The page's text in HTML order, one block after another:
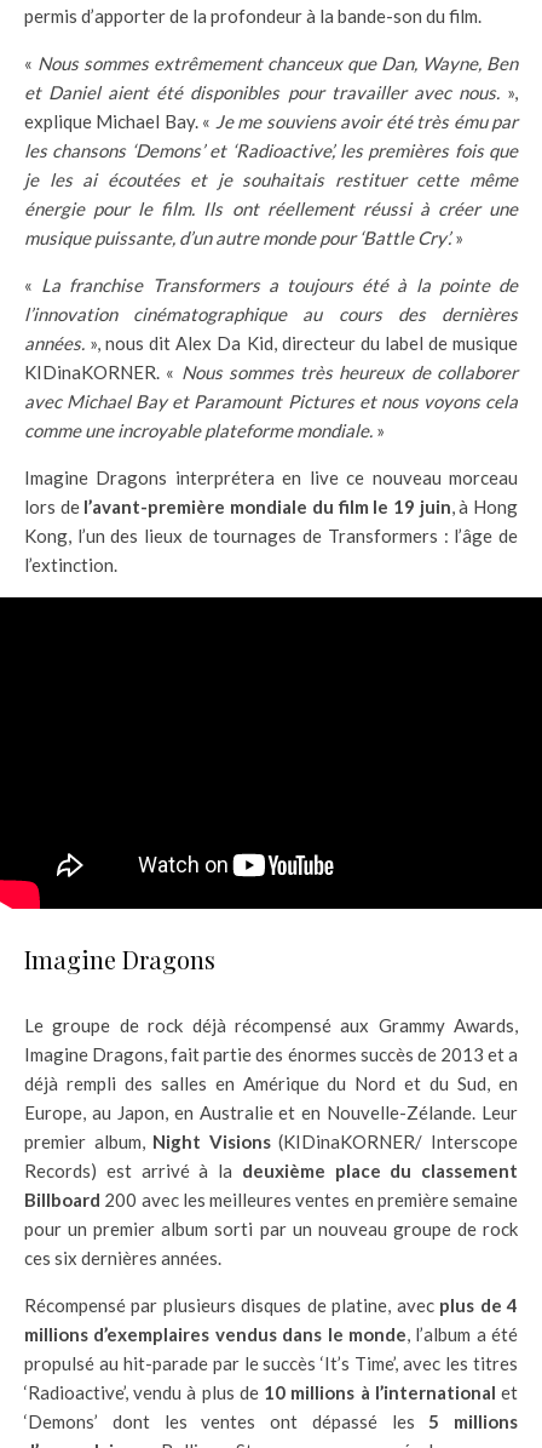
permis d’apporter de la profondeur à la bande-son du film.
« Nous sommes extrêmement chanceux que Dan, Wayne, Ben
et Daniel aient été disponibles pour travailler avec nous.»,
explique Michael Bay. « Je me souviens avoir été très ému par
les chansons ‘Demons’ et ‘Radioactive’, les premières fois que
je les ai écoutées et je souhaitais restituer cette même
énergie pour le film. Ils ont réellement réussi à créer une
musique puissante, d’un autre monde pour ‘Battle Cry’.»
« La franchise Transformers a toujours été à la pointe de
l’innovation cinématographique au cours des dernières
années. », nous dit Alex Da Kid, directeur du label de musique
KIDinaKORNER. « Nous sommes très heureux de collaborer
avec Michael Bay et Paramount Pictures et nous voyons cela
comme une incroyable plateforme mondiale. »
Imagine Dragons interprétera en live ce nouveau morceau
lors de l’avant-première mondiale du film le 19 juin, à Hong
Kong, l’un des lieux de tournages de Transformers : l’âge de
l’extinction.
Imagine Dragons
Le groupe de rock déjà récompensé aux Grammy Awards,
Imagine Dragons, fait partie des énormes succès de 2013 et a
déjà rempli des salles en Amérique du Nord et du Sud, en
Europe, au Japon, en Australie et en Nouvelle-Zélande. Leur
premier album, Night Visions(KIDinaKORNER/ Interscope
Records) est arrivé à la deuxième place du classement
Billboard 200 avec les meilleures ventes en première semaine
pour un premier album sorti par un nouveau groupe de rock
ces six dernières années.
Récompensé par plusieurs disques de platine, avec plus de 4
millions d’exemplaires vendus dans le monde, l’album a été
propulsé au hit-parade par le succès ‘It’s Time’, avec les titres
‘Radioactive’, vendu à plus de 10 millions à l’international et
‘Demons’ dont les ventes ont dépassé les5 millions